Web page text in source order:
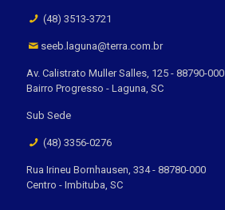
(48) 3513-3721
seeb.laguna@terra.com.br
Av. Calistrato Muller Salles, 125 - 88790-000
Bairro Progresso - Laguna, SC
Sub Sede
(48) 3356-0276
Rua Irineu Bornhausen, 334 - 88780-000
Centro - Imbituba, SC